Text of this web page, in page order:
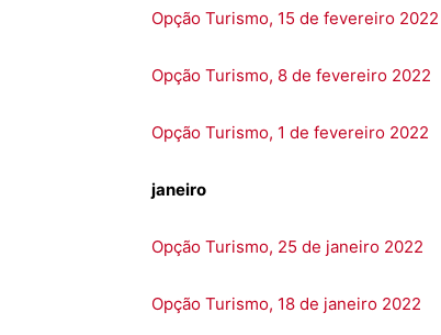
Opção Turismo, 15 de fevereiro 2022
Opção Turismo, 8 de fevereiro 2022
Opção Turismo, 1 de fevereiro 2022
janeiro
Opção Turismo, 25 de janeiro 2022
Opção Turismo, 18 de janeiro 2022